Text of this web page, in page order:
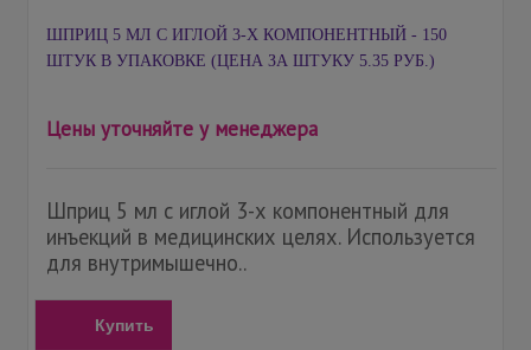
ШПРИЦ 5 МЛ С ИГЛОЙ 3-Х КОМПОНЕНТНЫЙ - 150
ШТУК В УПАКОВКЕ (ЦЕНА ЗА ШТУКУ 5.35 РУБ.)
Цены уточняйте у менеджера
Шприц 5 мл с иглой 3-х компонентный для
инъекций в медицинских целях. Используется
для внутримышечно..
Купить